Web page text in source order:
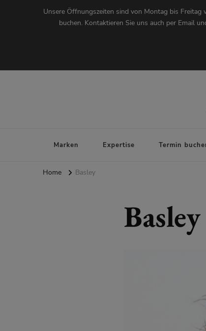
Unsere Öffnungszeiten sind von Montag bis Freitag
buchen. Kontaktieren Sie uns auch per Email
Marken Expertise Termin
Home Basley
Basley